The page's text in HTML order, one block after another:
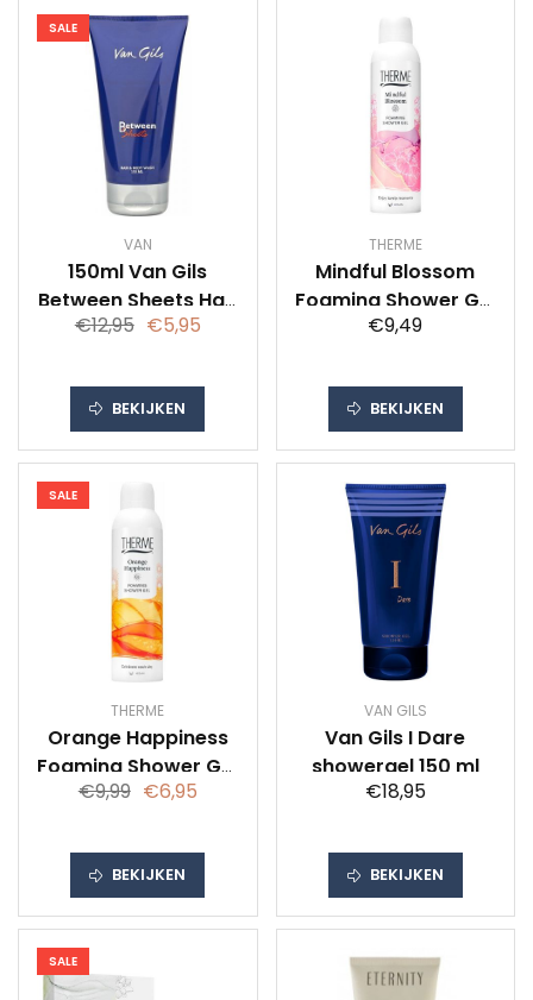
SALE
VAN
150ml Van Gils
Between Sheets Hair
And Bodywash
€12,95 €5,95
BEKIJKEN
THERME
Mindful Blossom
Foaming Shower Gel
200 ml
€9,49
BEKIJKEN
SALE
THERME
Orange Happiness
Foaming Shower Gel
200 ml
€9,99 €6,95
BEKIJKEN
VAN GILS
Van Gils I Dare
showergel 150 ml
€18,95
BEKIJKEN
SALE